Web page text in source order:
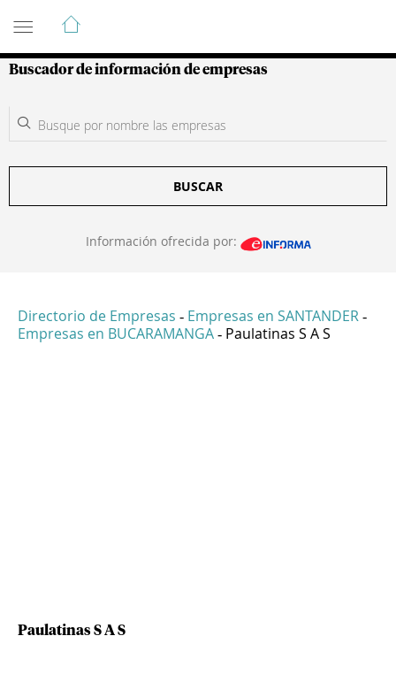
Guía de Empresas Colombianas
Buscador de información de empresas
BUSCAR
Información ofrecida por:
Directorio de Empresas - Empresas en SANTANDER -
Empresas en BUCARAMANGA - Paulatinas S A S
Paulatinas S A S